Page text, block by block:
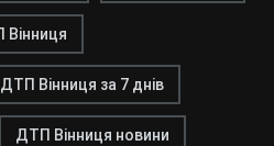
ДТП Вінниця за 7 днів
ДТП Вінниця новини